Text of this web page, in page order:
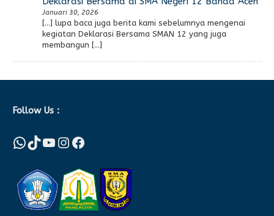
Januari 30, 2026
[…] lupa baca juga berita kami sebelumnya mengenai
kegiatan Deklarasi Bersama SMAN 12 yang juga
membangun […]
Follow Us :
WhatsApp
TikTok
YouTube
Instagram
Facebook